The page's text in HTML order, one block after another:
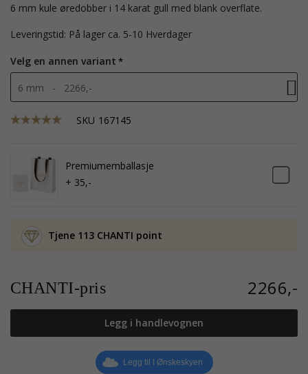
6 mm kule øredobber i 14 karat gull med blank overflate.
Leveringstid: På lager ca. 5-10 Hverdager
Velg en annen variant
6 mm - 2266,-
SKU 167145
Premiumemballasje
+ 35,-
Tjene 113 CHANTI point
CHANTI-pris 2266,-
Legg i handlevognen
Legg til I Ønskeskyen